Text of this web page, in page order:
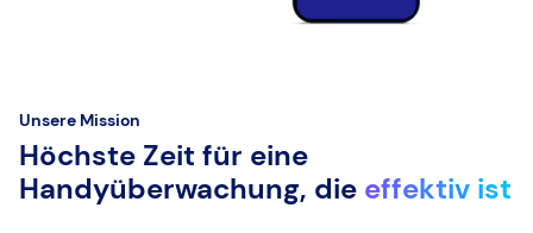
Unsere Mission
Höchste Zeit für eine
Handyüberwachung, die effektiv ist